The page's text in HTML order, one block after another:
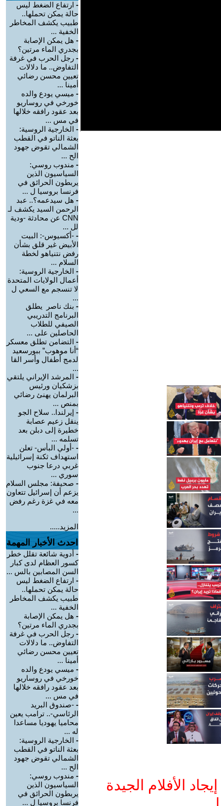
الأفلام الجيدة
- ارتفاع الضغط ليس
حالة يمكن تحملها..
طبيب يكشف المخاطر
الخفية ...
- هل يمكن الإصابة
بجدري الماء مرتين؟
- رجل الحرب في غرفة
التفاوض.. ما دلالات
تعيين محسن رضائي
أمينا ...
- ميسي يودع والده
خورخي في روساريو
بعد عقود رافقه خلالها
في مس ...
- الخارجية الروسية:
بعثة الناتو في القطب
الشمالي تقوض جهود
الح ...
- مندوب روسي:
السياسيون الذين
يربطون الحرائق في
فرنسا بروسيا ل ...
- هل سيدعمه؟.. عبد
الرحمن السيد يكشف لـ
CNN عن محادثة -ودية
لل ...
- -أكسيوس-: البيت
الأبيض غير قلق بشأن
رفض نتنياهو لخطة
السلام ...
- الخارجية الروسية:
أعمال الولايات المتحدة
لا تنسجم مع السعي ل
...
- بنك ناصر يطلق
البرنامج التدريبي
الصيفي للطلاب
الحاصلين على ...
- التضامن تطلق معسكر
“أنا موهوب” ببورسعيد
لدمج أطفال وأسر القا
...
- المرشد الإيراني يلتقي
بزشكيان ورئيس
البرلمان يهنئ رضائي
بمنص ...
- إيرلندا.. سلاح الجو
ينقل زعيم عصابة
خطيرة إلى دبلن بعد
تسلمه ...
- -أولي البأس- تعلن
استهداف ثكنة إسرائيلية
غربي درعا جنوب
سوري ...
- صحيفة: مجلس السلام
يزعم أن إسرائيل تتعاون
معه في غزة رغم رفض
...
المزيد.....
احدث الأخبار المهمة
- أدوية شائعة تقلل خطر
كسور العظام لدى كبار
السن المصابين بالس ...
- ارتفاع الضغط ليس
حالة يمكن تحملها..
طبيب يكشف المخاطر
الخفية ...
- هل يمكن الإصابة
بجدري الماء مرتين؟
- رجل الحرب في غرفة
التفاوض.. ما دلالات
تعيين محسن رضائي
أمينا ...
- ميسي يودع والده
خورخي في روساريو
بعد عقود رافقه خلالها
في مس ...
- -صندوق البريد
الرئاسي-.. ترامب يعين
محاميا يهوديا مساعدا
له ...
- الخارجية الروسية:
بعثة الناتو في القطب
الشمالي تقوض جهود
الح ...
- مندوب روسي:
السياسيون الذين
يربطون الحرائق في
فرنسا بروسيا ل ...